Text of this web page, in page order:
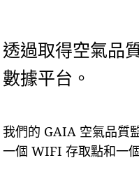
透過取得空氣品
數據平台。
我們的 GAIA 空氣品質
一個 WIFI 存取點和一